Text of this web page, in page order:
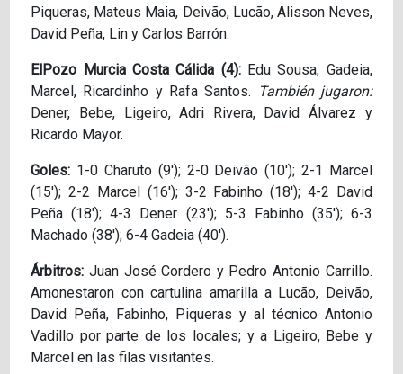
Piqueras, Mateus Maia, Deivão, Lucão, Alisson Neves,
David Peña, Lin y Carlos Barrón.
ElPozo Murcia Costa Cálida (4):Edu Sousa, Gadeia,
Marcel, Ricardinho y Rafa Santos.
También jugaron:
Dener, Bebe, Ligeiro, Adri Rivera, David Álvarez y
Ricardo Mayor.
Goles: 1-0 Charuto (9′); 2-0 Deivão (10′); 2-1 Marcel
(15′); 2-2 Marcel (16′); 3-2 Fabinho (18′); 4-2 David
Peña (18′); 4-3 Dener (23′); 5-3 Fabinho (35′); 6-3
Machado (38′); 6-4 Gadeia (40′).
Árbitros: Juan José Cordero y Pedro Antonio Carrillo.
Amonestaron con cartulina amarilla a Lucão, Deivão,
David Peña, Fabinho, Piqueras y al técnico Antonio
Vadillo por parte de los locales; y a Ligeiro, Bebe y
Marcel en las filas visitantes.